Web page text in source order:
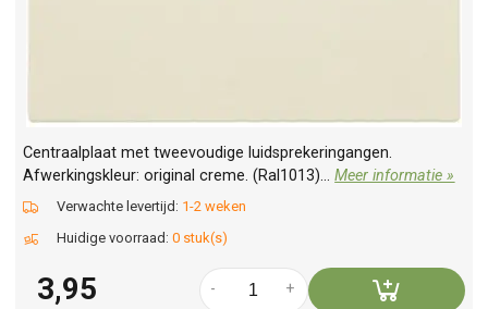
Centraalplaat met tweevoudige luidsprekeringangen.
Afwerkingskleur: original creme. (Ral1013)...Meer informatie »
Verwachte levertijd: 1-2 weken
Huidige voorraad: 0 stuk(s)
3,95 +
-